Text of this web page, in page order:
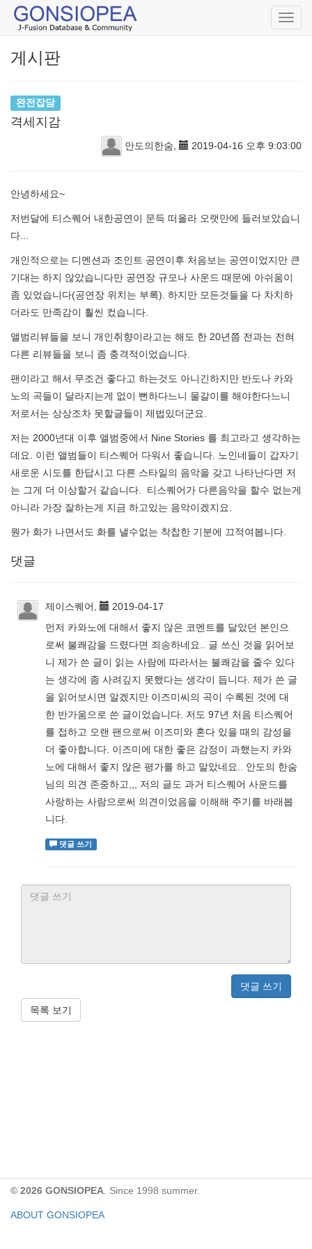
게시판
완전잡담
격세지감
안도의한숨, 2019-04-16 오후 9:03:00
안녕하세요~
저번달에 티스퀘어 내한공연이 문득 떠올라 오랫만에 들러보았습니
다...
개인적으로는 디멘션과 조인트 공연이후 처음보는 공연이었지만 큰
기대는 하지 않았습니다만 공연장 규모나 사운드 때문에 아쉬움이
좀 있었습니다(공연장 위치는 부록). 하지만 모든것들을 다 차치하
더라도 만족감이 훨씬 컸습니다.
앨범리뷰들을 보니 개인취향이라고는 해도 한 20년쯤 전과는 전혀
다른 리뷰들을 보니 좀 충격적이었습니다.
팬이라고 해서 무조건 좋다고 하는것도 아니긴하지만 반도나 카와
노의 곡들이 달라지는게 없이 뻔하다느니 물갈이를 해야한다느니
저로서는 상상조차 못할글들이 제법있더군요.
저는 2000년대 이후 앨범중에서 Nine Stories 를 최고라고 생각하는
데요. 이런 앨범들이 티스퀘어 다워서 좋습니다. 노인네들이 갑자기
새로운 시도를 한답시고 다른 스타일의 음악을 갖고 나타난다면 저
는 그게 더 이상할거 같습니다. 티스퀘어가 다른음악을 할수 없는게
아니라 가장 잘하는게 지금 하고있는 음악이겠지요.
뭔가 화가 나면서도 화를 낼수없는 착찹한 기분에 끄적여봅니다.
댓글
제이스퀘어,
2019-04-17
먼저 카와노에 대해서 좋지 않은 코멘트를 달았던 본인으
로써 불쾌감을 드렸다면 죄송하네요.. 글 쓰신 것을 읽어보
니 제가 쓴 글이 읽는 사람에 따라서는 불쾌감을 줄수 있다
는 생각에 좀 사려깊지 못했다는 생각이 듭니다. 제가 쓴 글
을 읽어보시면 알겠지만 이즈미씨의 곡이 수록된 것에 대
한 반가움으로 쓴 글이었습니다. 저도 97년 처음 티스퀘어
를 접하고 오랜 팬으로써 이즈미와 혼다 있을 때의 감성을
더 좋아합니다. 이즈미에 대한 좋은 감정이 과했는지 카와
노에 대해서 좋지 않은 평가를 하고 말았네요.. 안도의 한숨
님의 의견 존중하고,,, 저의 글도 과거 티스퀘어 사운드를
사랑하는 사람으로써 의견이었음을 이해해 주기를 바래봅
니다.
댓글 쓰기
댓글 쓰기
목록 보기
© 2026 GONSIOPEA . Since 1998 summer.
ABOUT GONSIOPEA